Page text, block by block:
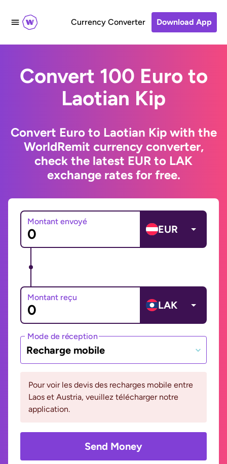
Currency Converter Download App
Convert 100 Euro to
Laotian Kip
Convert Euro to Laotian Kip with the
WorldRemit currency converter,
check the latest EUR to LAK
exchange rates for free.
Montant envoyé
EUR
Montant reçu
LAK
Mode de réception
Recharge mobile
Pour voir les devis des recharges mobile entre
Laos et Austria, veuillez télécharger notre
application.
Send Money